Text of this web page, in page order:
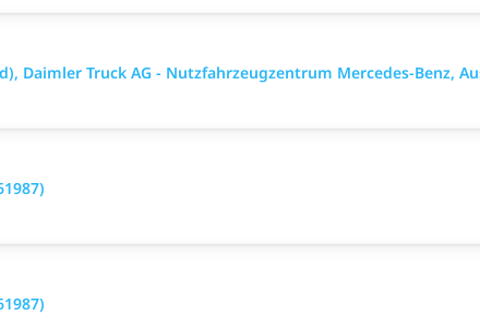
Truck AG - Nutzfahrzeugzentrum Mercedes-Benz,